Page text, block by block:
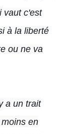
vaut c'est
à la liberté
ou ne va
a un trait
en